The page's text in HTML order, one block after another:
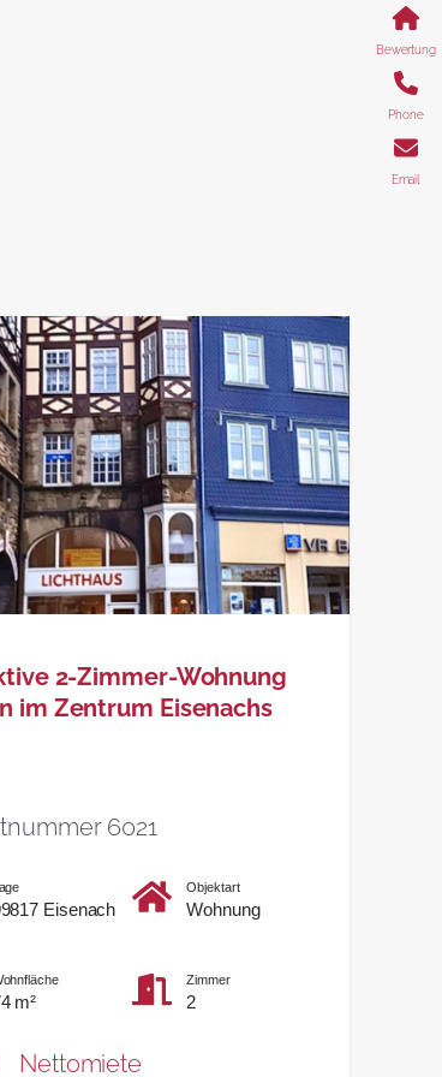
2-Zimmer-Wohnung
im Zentrum Eisenachs
6021
Eisenach
Objektart
Wohnung
m²
Zimmer
2
Nettomiete
Bewertung
Phone
Email